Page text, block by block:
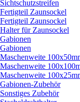
Sichtschutzstreifen
Fertigteil Zaunsockel
Fertigteil Zaunsockel
Halter für Zaunsockel
Gabionen
Gabionen
Maschenweite
Maschenweite
Maschenweite
Gabionen-Zubehör
Sonstiges Zubehör